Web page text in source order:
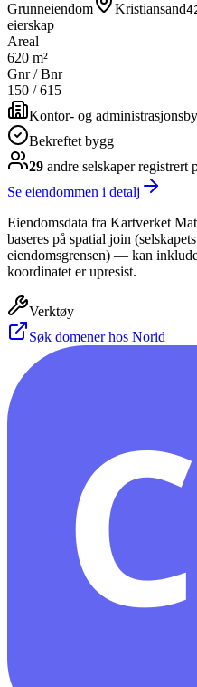
Grunneiendom
Kristiansand
eierskap
Areal
620 m²
Gnr / Bnr
150 /615
Kontor- og
Bekreftet bygg
29 andre selskaperregistrert
Se eiendommen i detalj
Eiendomsdata fra Kartverket
baseres på spatial join
eiendomsgrensen) — kan
koordinatet er upresist.
Verktøy
Søk domener hos Norid